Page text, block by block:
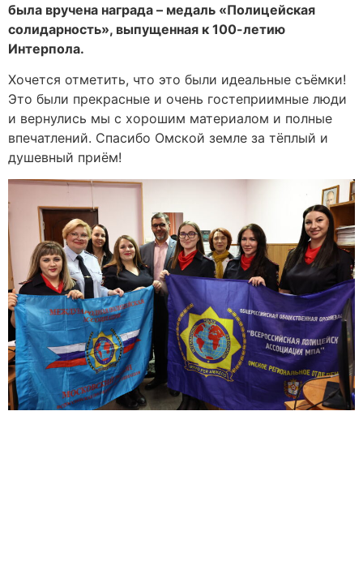
была вручена награда – медаль «Полицейская
солидарность», выпущенная к 100-летию
Интерпола.
Хочется отметить, что это были идеальные съёмки!
Это были прекрасные и очень гостеприимные люди
и вернулись мы с хорошим материалом и полные
впечатлений. Спасибо Омской земле за тёплый и
душевный приём!